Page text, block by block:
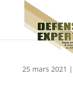
25 mars 2021 |